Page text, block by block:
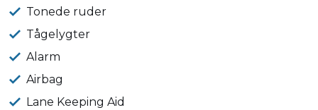
Tonede ruder
Tågelygter
Alarm
Airbag
Lane Keeping Aid